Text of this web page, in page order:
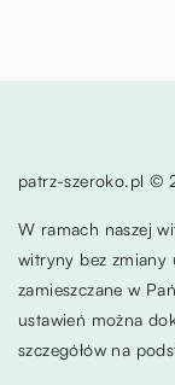
patrz-szeroko.pl ©
W ramach naszej
witryny bez zmiany
zamieszczane w
ustawień można
szczegółów na